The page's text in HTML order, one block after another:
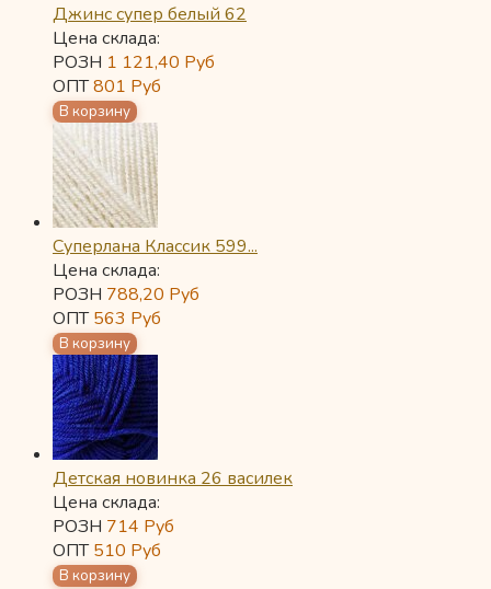
Джинс супер белый 62
Цена склада:
РОЗН 1 121,40 Руб
ОПТ801 Руб
Суперлана Классик 599...
Цена склада:
РОЗН 788,20 Руб
ОПТ563 Руб
Детская новинка 26 василек
Цена склада:
РОЗН 714 Руб
ОПТ510 Руб